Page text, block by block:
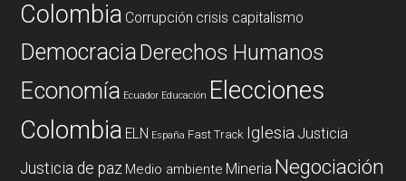
Colombia Corrupción crisis capitalismo
DemocraciaDerechos Humanos
Economía Ecuador Educación Elecciones
Colombia ELN España Fast Track Iglesia Justicia
Justicia de paz Medio ambiente Mineria Negociación